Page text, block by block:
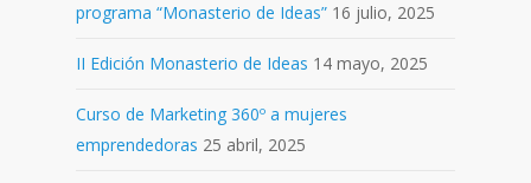
programa “Monasterio de Ideas” 16 julio, 2025
II Edición Monasterio de Ideas 14 mayo, 2025
Curso de Marketing 360º a mujeres
emprendedoras 25 abril, 2025